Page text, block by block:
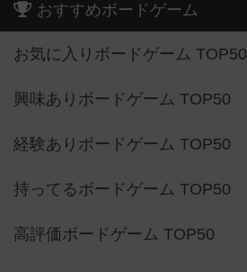
おすすめボードゲーム
お気に入りボードゲーム TOP50
興味ありボードゲーム TOP50
経験ありボードゲーム TOP50
持ってるボードゲーム TOP50
高評価ボードゲーム TOP50